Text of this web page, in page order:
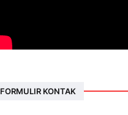
FORMULIR KONTAK